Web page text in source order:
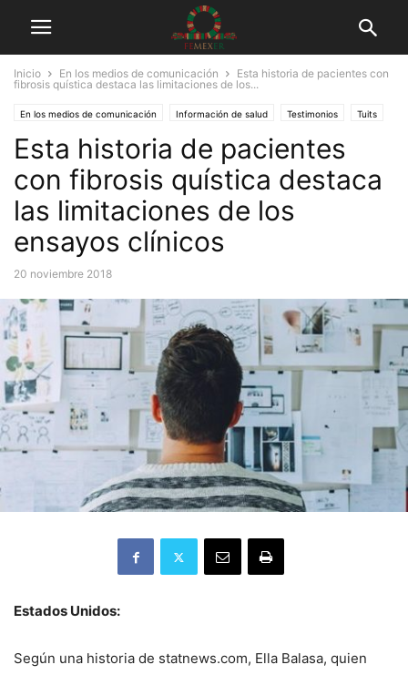
Inicio En los medios de comunicación
Esta historia de pacientes con
fibrosis quística destaca las limitaciones de los...
En los medios de comunicación Información de salud Testimonios Tuits
Esta historia de pacientes
con fibrosis quística destaca
las limitaciones de los
ensayos clínicos
20 noviembre 2018
Estados Unidos:
Según una historia de statnews.com, Ella Balasa, quien